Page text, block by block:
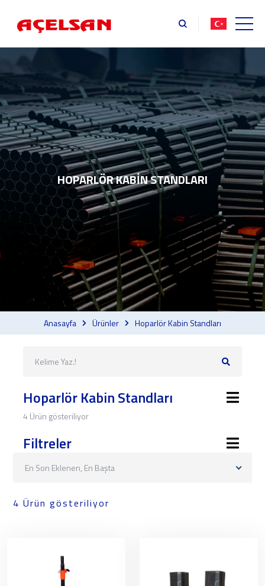
HOPARLÖR KABIN STANDLARI
Anasayfa Ürünler Hoparlör Kabin Standları
Hoparlör Kabin Standları
4 Ürün gösteriliyor
Filtreler
En Son Eklenen, En Başta
4 Ürün gösteriliyor